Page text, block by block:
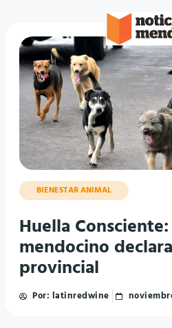
BIENESTAR ANIMAL
Huella
mendocino
provincial
Por: latinredwine